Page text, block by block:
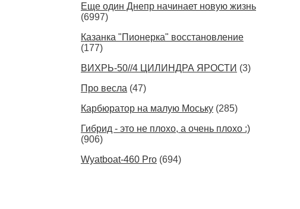
Еще один Днепр начинает новую жизнь
(6997)
Казанка "Пионерка" восстановление
(177)
ВИХРЬ-50//4 ЦИЛИНДРА ЯРОСТИ (3)
Про весла (47)
Карбюратор на малую Моську (285)
Гибрид - это не плохо, а очень плохо :)
(906)
Wyatboat-460 Pro (694)